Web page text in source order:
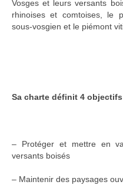
Vosges et leurs versants
rhinoises et comtoises, le
sous-vosgien et le piémont
Sa charte définit 4
– Protéger et mettre en
versants boisés
– Maintenir des paysages